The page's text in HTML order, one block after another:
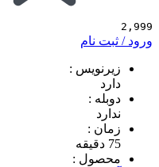
نام
:
: